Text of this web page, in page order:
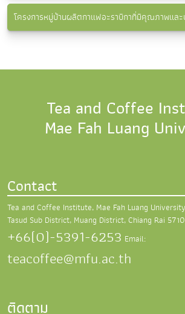
โครงการหมู่บ้านผลิตกาแฟอะราบิกาที่มีคุณภาพแล
Tea and Coffee
Mae Fah Luang
Contact
Tea and Coffee Institute, Mae Fah Luang University
Tasud Sub District, Muang District, Chiang Rai
+66(0)-5391-6253 Email:
teacoffee@mfu.ac.th
ติดตาม